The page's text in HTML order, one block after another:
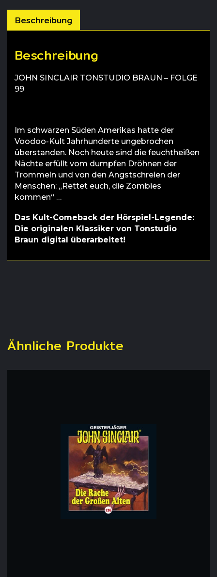
Beschreibung
Beschreibung
JOHN SINCLAIR TONSTUDIO BRAUN – FOLGE
99
Im schwarzen Süden Amerikas hatte der
Voodoo-Kult Jahrhunderte ungebrochen
überstanden. Noch heute sind die feuchtheißen
Nächte erfüllt vom dumpfen Dröhnen der
Trommeln und von den Angstschreien der
Menschen: „Rettet euch, die Zombies
kommen“ …
Das Kult-Comeback der Hörspiel-Legende:
Die originalen Klassiker von Tonstudio
Braun digital überarbeitet!
Ähnliche Produkte